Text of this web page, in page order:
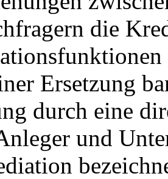
die
Ersetzung
durch eine
und